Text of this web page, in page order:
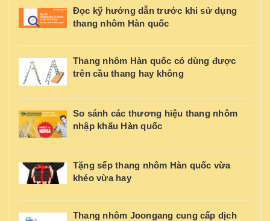
Đọc kỹ hướng dẫn trước khi sử dụng
thang nhôm Hàn quốc
Thang nhôm Hàn quốc có dùng được
trên cầu thang hay không
So sánh các thương hiệu thang nhôm
nhập khẩu Hàn quốc
Tặng sếp thang nhôm Hàn quốc vừa
khéo vừa hay
Thang nhôm Joongang cung cấp dịch